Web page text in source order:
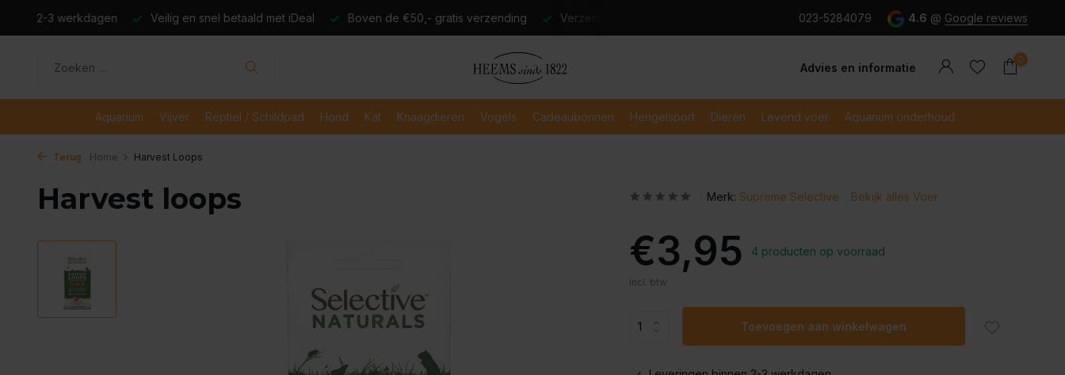
Veilig en snel betaald met iDeal Boven de €50,- gratis verzending Verzending binnen 2-3 werkdagen Veilig en snel betaald met iDeal
023-5284079 4.6 @ Google reviews
Advies en informatie
Account
0
Aquarium Vijver Reptiel / Schildpad Hond Kat Knaagdieren Vogels Cadeaubonnen Hengelsport Dieren Levend voer Aquarium onderhoud
Terug Home Harvest Loops
Harvest loops Merk: Supreme Selective Bekijk alles Voer
€3,95 4 producten op voorraad
Incl. btw
Toevoegen aan winkelwagen